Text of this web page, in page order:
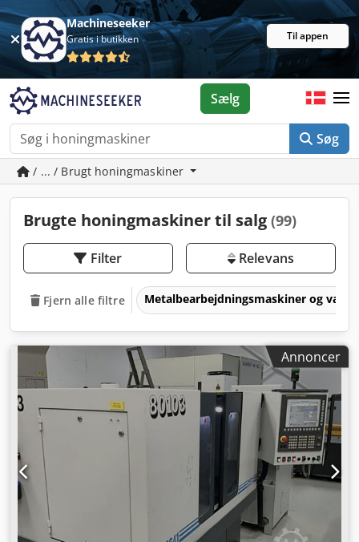
Machineseeker
Gratis i butikken Til appen
Søg
Sælg
/ ... / Brugt honingmaskiner
Brugte honingmaskiner til salg (99)
Filter Relevans
Fjern alle filtre Metalbearbejdningsmaskiner og
Annoncer